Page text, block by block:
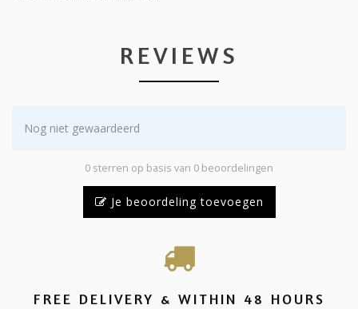
REVIEWS
Nog niet gewaardeerd
0 sterren op basis van 0 beoordelingen
Je beoordeling toevoegen
FREE DELIVERY & WITHIN 48 HOURS